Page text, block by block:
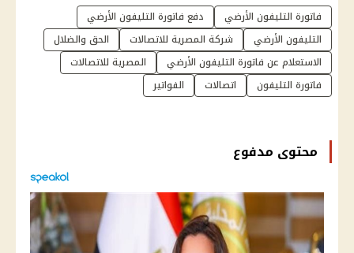
فاتورة التليفون الأرضي
دفع فاتورة التليفون الأرضي
التليفون الأرضي
شركة المصرية للاتصالات
الحق والضلال
الاستعلام عن فاتورة التليفون الأرضي
المصرية للاتصالات
فاتورة التليفون
اتصالات الفواتير
محتوى مدفوع